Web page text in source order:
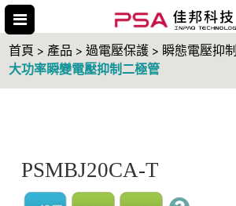
首頁 > 產品 > 過電壓保護 > 瞬態電壓抑
大功率瞬變電壓抑制二極管
PSMBJ20CA-T